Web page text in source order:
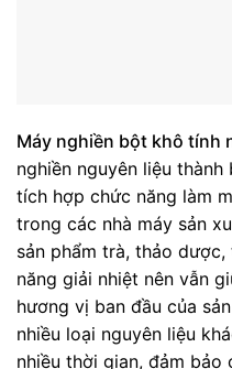
Máy nghiền bột khô tính
nghiền nguyên liệu
tích hợp chức năng làm
trong các nhà máy sản
sản phẩm trà, thảo
năng giải nhiệt nên vẫn
hương vị ban đầu của
nhiều loại nguyên liệu
nhiều thời gian, đảm